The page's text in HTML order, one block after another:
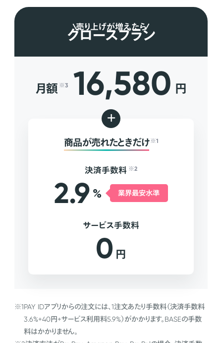
売り上げが増えたら
グロースプラン
月額 ※3 16,580 円
+
商品が売れたときだけ ※1
決済手数料 ※2
2.9 % 業界最安水準
サービス手数料
0 円
※1PAY IDアプリからの注文には、1注文あたり手数料（決済手数料
3.6%+40円+サービス利用料5.9%）がかかります。BASEの手数
料はかかりません。